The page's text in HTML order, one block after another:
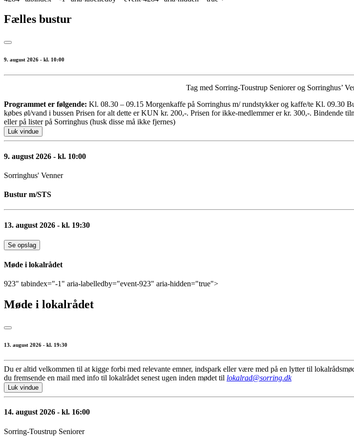
Fælles bustur
9. august 2026 - kl. 10:00
Tag med Sorring-Toustrup Seniorer og Sorringhus’
Programmet er følgende: Kl. 08.30 – 09.15 Morgenkaffe på Sorringhus m/ rundstykker og kaffe/te Kl. 09.30
købes øl/vand i bussen Prisen for alt dette er KUN kr. 200,-. Prisen for ikke-medlemmer er kr. 300,-. Bindende
eller på lister på Sorringhus (husk disse må ikke fjernes)
Luk vindue
9. august 2026 - kl. 10:00
Sorringhus' Venner
Bustur m/STS
13. august 2026 - kl. 19:30
Se opslag
Møde i lokalrådet
923" tabindex="-1" aria-labelledby="event-923" aria-hidden="true">
Møde i lokalrådet
13. august 2026 - kl. 19:30
Du er altid velkommen til at kigge forbi med relevante emner, indspark eller være med på en lytter til
du fremsende en mail med info til lokalrådet senest ugen inden mødet til lokalrad@sorring.dk
Luk vindue
14. august 2026 - kl. 16:00
Sorring-Toustrup Seniorer